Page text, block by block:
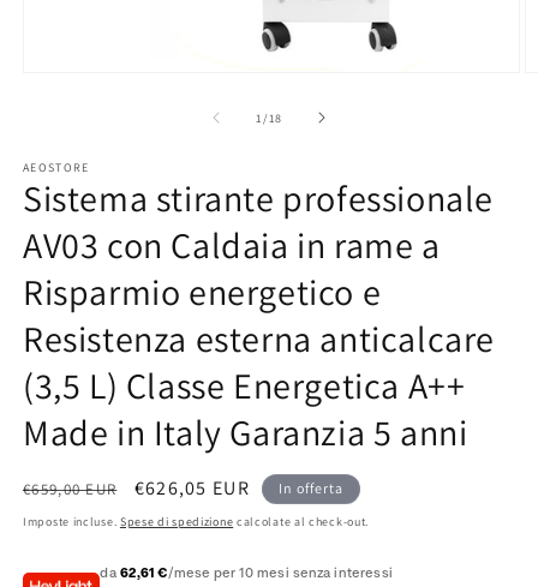
finestra
modale
1 /su
18
AEOSTORE
Sistema stirante professionale
AV03 con Caldaia in rame a
Risparmio energetico e
Resistenza esterna anticalcare
(3,5 L) Classe Energetica A++
Made in Italy Garanzia 5 anni
Prezzo
di
€659,00 EUR
Prezzo
scontato
€626,05 EUR In offerta
Imposte incluse. Spese di spedizione calcolate al check-out.
da 62,61 €/mese per 10 mesi senza interessi